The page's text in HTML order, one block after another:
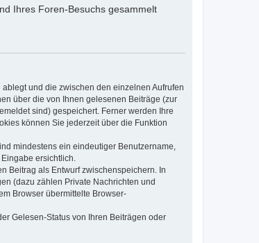
Ihres Foren-Besuchs gesammelt
und die zwischen den einzelnen Aufrufen
über die von Ihnen gelesenen Beiträge (zur
sind) gespeichert. Ferner werden Ihre
können Sie jederzeit über die Funktion
mindestens ein eindeutiger Benutzername,
ersichtlich.
Beitrag als Entwurf zwischenspeichern. In
(dazu zählen Private Nachrichten und
Browser übermittelte Browser-
Gelesen-Status von Ihren Beiträgen oder